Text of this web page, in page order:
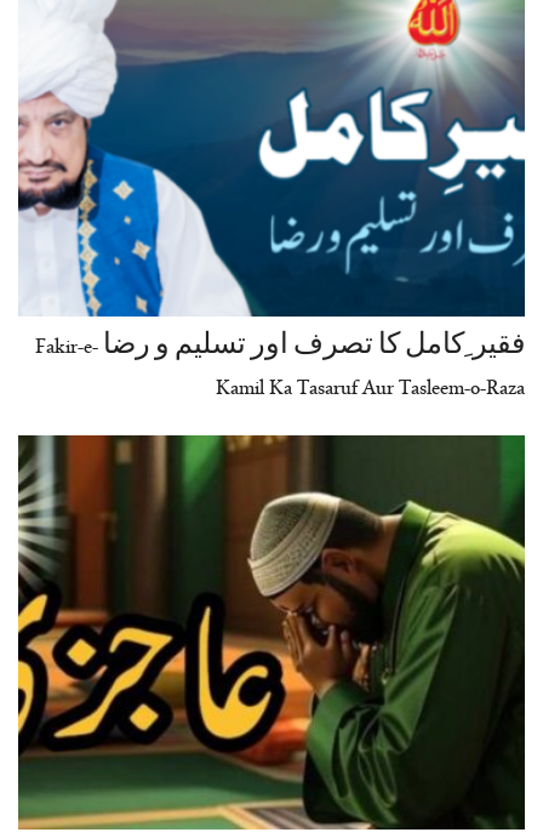
فقیر ِکامل کا تصرف اور تسلیم و رضا Fakir-e-
Kamil Ka Tasaruf Aur Tasleem-o-Raza